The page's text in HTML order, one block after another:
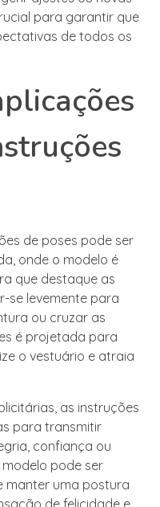
para garantir que
de todos os
de poses pode ser
onde o modelo é
que destaque as
se levemente para
ou cruzar as
é projetada para
o vestuário e atraia
as instruções
para transmitir
confiança ou
modelo pode ser
manter uma postura
de felicidade e